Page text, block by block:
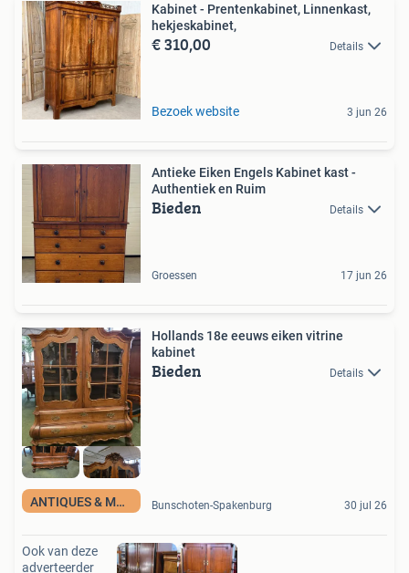
Kabinet - Prentenkabinet, Linnenkast,
hekjeskabinet,
€ 310,00 Details
Bezoek website 3 jun 26
Antieke Eiken Engels Kabinet kast -
Authentiek en Ruim
Bieden Details
Groessen 17 jun 26
ANTIQUES & MORE
Hollands 18e eeuws eiken vitrine
kabinet
Bieden Details
Bunschoten-Spakenburg 30 jul 26
Ook van deze
adverteerder